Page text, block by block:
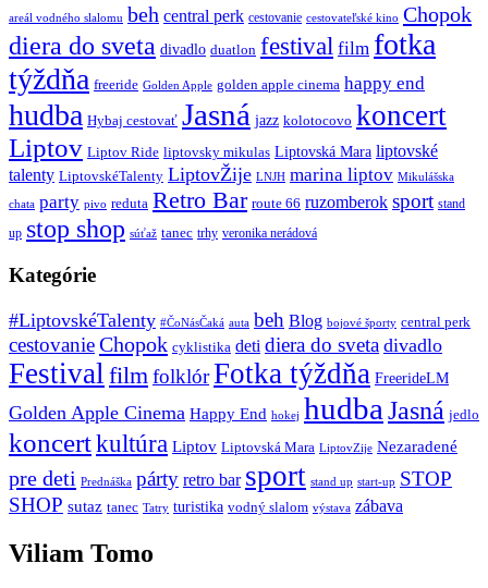
areál vodného slalomu beh central perk cestovanie cestovateľské kino Chopok
diera do sveta divadlo duatlon festival film fotka
týždňa freeride Golden Apple golden apple cinema happy end
hudba Hybaj cestovať Jasná jazz kolotocovo koncert
Liptov Liptov Ride liptovsky mikulas Liptovská Mara liptovské
talenty LiptovskéTalenty LiptovŽije LNJH marina liptov Mikulášska
chata party pivo reduta Retro Bar route 66 ruzomberok sport stand
up stop shop súťaž tanec trhy veronika nerádová
Kategórie
#LiptovskéTalenty #ČoNásČaká auta beh Blog bojové športy central perk
cestovanieChopok cyklistika deti diera do sveta divadlo
Festival filmfolklórFotka týždňa FreerideLM
Golden Apple Cinema Happy End hokej hudba Jasná jedlo
koncertkultúra Liptov Liptovská Mara LiptovZije Nezaradené
pre deti Prednáška párty retro bar sport stand up start-up STOP
SHOP sutaz tanec Tatry turistika vodný slalom výstava zábava
Viliam Tomo